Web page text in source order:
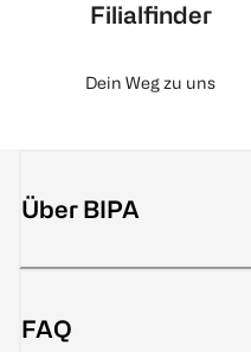
Filialfinder
Dein Weg zu uns
Über BIPA
FAQ